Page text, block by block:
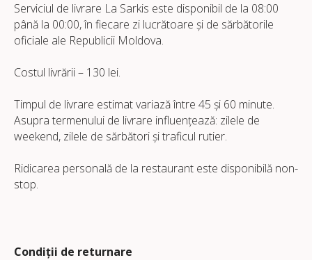
Serviciul de livrare La Sarkis este disponibil de la 08:00
până la 00:00, în fiecare zi lucrătoare și de sărbătorile
oficiale ale Republicii Moldova.
Costul livrării – 130 lei.
Timpul de livrare estimat variază între 45 și 60 minute.
Asupra termenului de livrare influențează: zilele de
weekend, zilele de sărbători și traficul rutier.
Ridicarea personală de la restaurant este disponibilă non-
stop.
Condiții de returnare